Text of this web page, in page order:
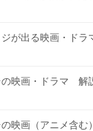
ジが出る映画・ド
映画・ドラマ 解
映画（アニメ含